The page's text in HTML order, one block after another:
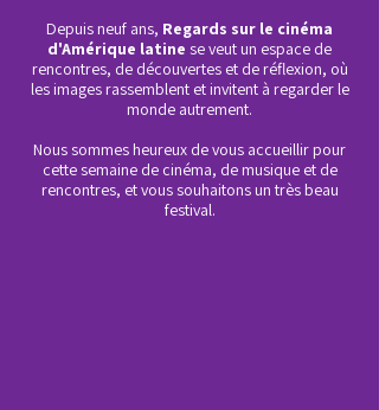
Depuis neuf ans, Regards sur le cinéma
d'Amérique latine se veut un espace de
rencontres, de découvertes et de réflexion, où
les images rassemblent et invitent à regarder le
monde autrement.
Nous sommes heureux de vous accueillir pour
cette semaine de cinéma, de musique et de
rencontres, et vous souhaitons un très beau
festival.